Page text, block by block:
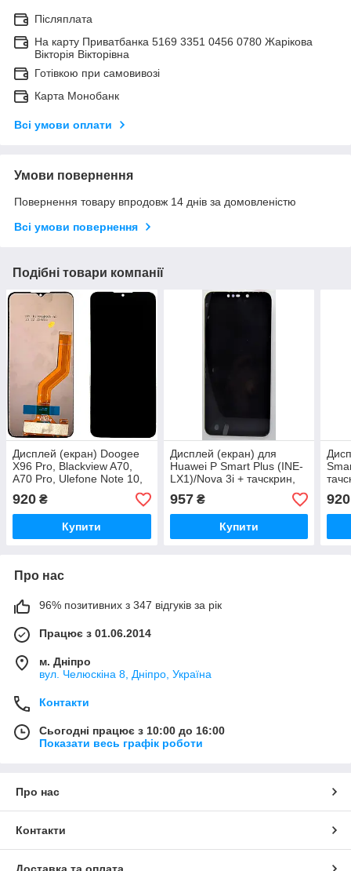
Післяплата
На карту Приватбанка 5169 3351 0456 0780 Жарікова
Вікторія Вікторівна
Готівкою при самовивозі
Карта Монобанк
Всі умови оплати
Умови повернення
Повернення товару впродовж 14 днів за домовленістю
Всі умови повернення
Подібні товари компанії
Дисплей (екран) Doogee
X96 Pro, Blackview A70,
A70 Pro, Ulefone Note 10,
Note 10P з тачскріном
(AAAA)
920 ₴
Купити
Дисплей (екран) для
Huawei P Smart Plus (INE-
LX1)/Nova 3i + тачскрин,
чорний, оригінал
957₴
Купити
920
Про нас
96% позитивних з 347 відгуків за рік
Працює з 01.06.2014
м. Дніпро
вул. Челюскіна 8, Дніпро, Україна
Контакти
Сьогодні працює з 10:00 до 16:00
Показати весь графік роботи
Про нас
Контакти